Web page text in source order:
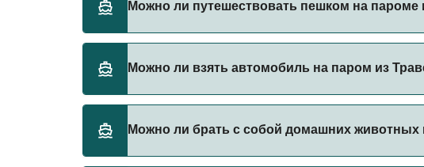
паромы.
Можно ли путешествовать пешком на пароме
Можно ли взять автомобиль на паром из
Можно ли брать с собой домашних